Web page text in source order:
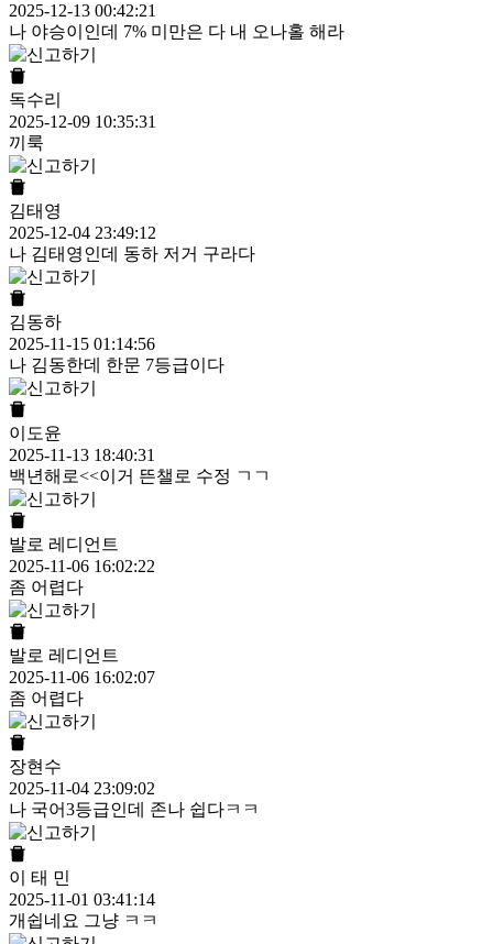
2025-12-13 00:42:21
나 야승이인데 7% 미만은 다 내 오나홀 해라
독수리
2025-12-09 10:35:31
끼룩
김태영
2025-12-04 23:49:12
나 김태영인데 동하 저거 구라다
김동하
2025-11-15 01:14:56
나 김동한데 한문 7등급이다
이도윤
2025-11-13 18:40:31
백년해로<<이거 뜬챌로 수정 ㄱㄱ
발로 레디언트
2025-11-06 16:02:22
좀 어렵다
발로 레디언트
2025-11-06 16:02:07
좀 어렵다
장현수
2025-11-04 23:09:02
나 국어3등급인데 존나 쉽다ㅋㅋ
이 태 민
2025-11-01 03:41:14
개쉽네요 그냥 ㅋㅋ